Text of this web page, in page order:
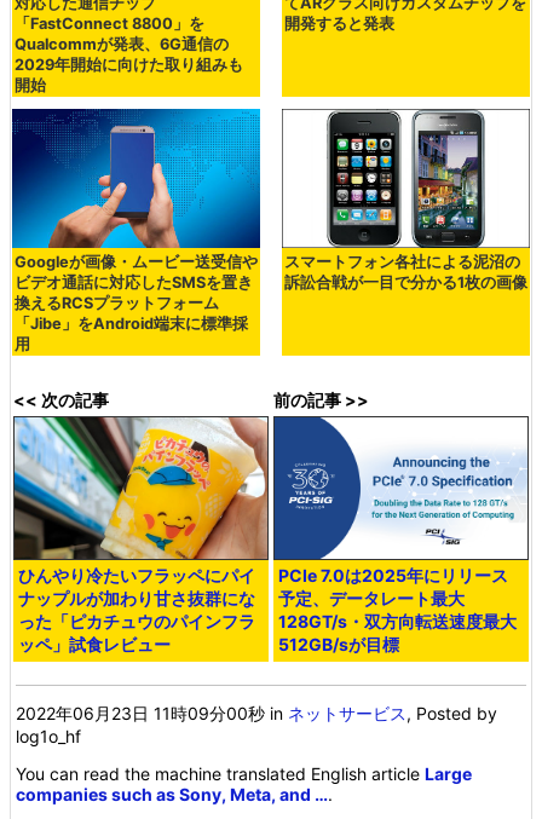
「FastConnect 8800」を
Qualcommが発表、6G通信の
2029年開始に向けた取り組みも
開始
開発すると発表
Googleが画像・ムービー送受信や
ビデオ通話に対応したSMSを置き
換えるRCSプラットフォーム
「Jibe」をAndroid端末に標準採
用
スマートフォン各社による泥沼の
訴訟合戦が一目で分かる1枚の画像
<< 次の記事
ひんやり冷たいフラッペにパイ
ナップルが加わり甘さ抜群にな
った「ピカチュウのパインフラ
ッペ」試食レビュー
前の記事 >>
PCIe 7.0は2025年にリリース
予定、データレート最大
128GT/s・双方向転送速度最大
512GB/sが目標
2022年06月23日 11時09分00秒 in ネットサービス, Posted by
log1o_hf
You can read the machine translated English articleLarge
companies such as Sony, Meta, and ….